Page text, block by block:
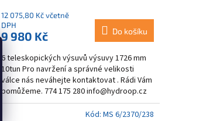
12 075,80 Kč včetně
DPH
9 980 Kč Do košíku
6 teleskopických výsuvů výsuvy 1726 mm
10tun Pro navržení a správné velikosti
válce nás neváhejte kontaktovat . Rádi Vám
pomůžeme. 774 175 280 info@hydroop.cz
Kód: MS 6/2370/238